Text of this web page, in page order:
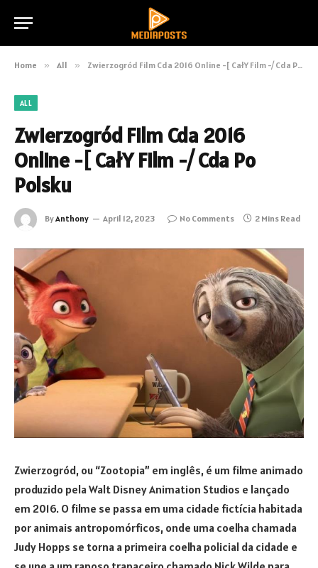
Home » All » Zwierzogród Film Cda 2016 Online -[ CałY Film -/ Cda Po Polsku
ALL
Zwierzogród Film Cda 2016
Online -[ CałY Film -/ Cda Po
Polsku
ByAnthony April 12, 2023 No Comments 2 Mins Read
Zwierzogród, ou “Zootopia” em inglês, é um filme animado
produzido pela Walt Disney Animation Studios e lançado
em 2016. O filme se passa em uma cidade fictícia habitada
por animais antropomórficos, onde uma coelha chamada
Judy Hopps se torna a primeira coelha policial da cidade e